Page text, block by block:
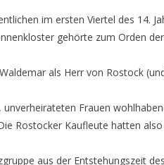
im ersten Viertel des 14.
gehörte zum Orden
als Herr von Rostock
Frauen
Rostocker Kaufleute hatten
aus der Entstehungszeit